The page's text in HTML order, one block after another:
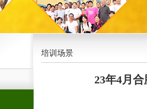
培训场景
23年4月